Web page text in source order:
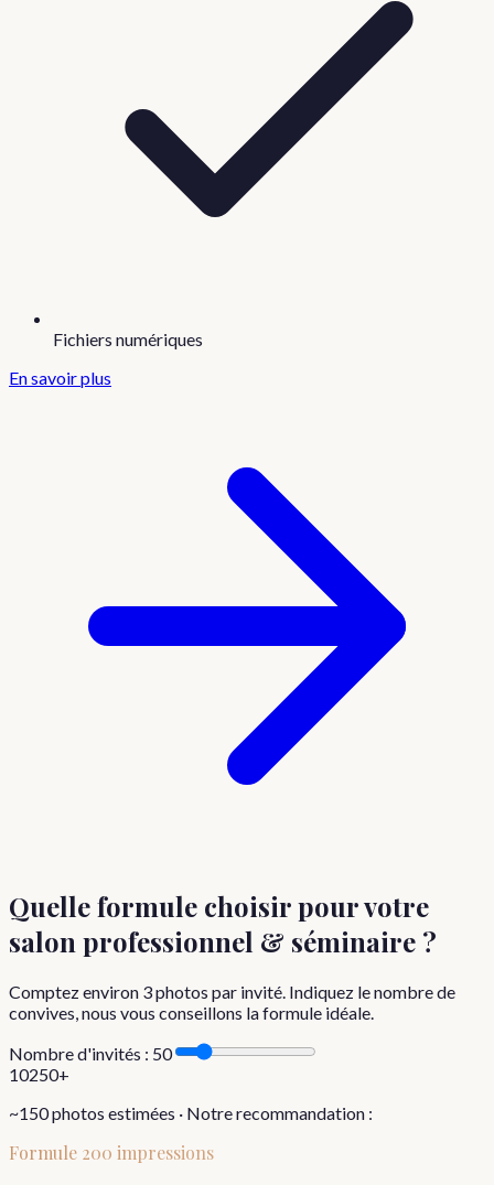
Fichiers numériques
En savoir plus
Quelle formule choisirpour votre
salon professionnel & séminaire ?
Comptez environ 3photos par invité. Indiquez le nombre de
convives, nous vous conseillons la formule idéale.
Nombre d'invités : 50
10250+
~150photos estimées · Notre recommandation :
Formule 200 impressions